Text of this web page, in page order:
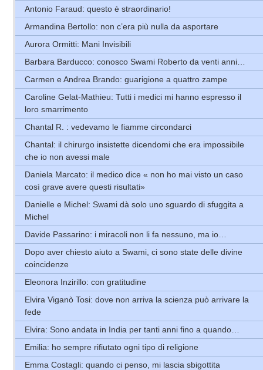
Antonio Faraud: questo è straordinario!
Armandina Bertollo: non c’era più nulla da asportare
Aurora Ormitti: Mani Invisibili
Barbara Barducco: conosco Swami Roberto da venti anni…
Carmen e Andrea Brando: guarigione a quattro zampe
Caroline Gelat-Mathieu: Tutti i medici mi hanno espresso il
loro smarrimento
Chantal R. : vedevamo le fiamme circondarci
Chantal: il chirurgo insistette dicendomi che era impossibile
che io non avessi male
Daniela Marcato: il medico dice « non ho mai visto un caso
così grave avere questi risultati»
Danielle e Michel: Swami dà solo uno sguardo di sfuggita a
Michel
Davide Passarino: i miracoli non li fa nessuno, ma io…
Dopo aver chiesto aiuto a Swami, ci sono state delle divine
coincidenze
Eleonora Inzirillo: con gratitudine
Elvira Viganò Tosi: dove non arriva la scienza può arrivare la
fede
Elvira: Sono andata in India per tanti anni fino a quando…
Emilia: ho sempre rifiutato ogni tipo di religione
Emma Costagli: quando ci penso, mi lascia sbigottita